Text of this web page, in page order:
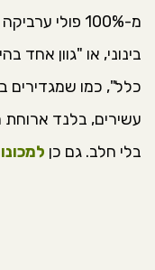
מ-100% פולי
בינוני, או "גוון אחד
כלל", כמו שמגדירים
עשירים, בלנד
בלי חלב. גם כן